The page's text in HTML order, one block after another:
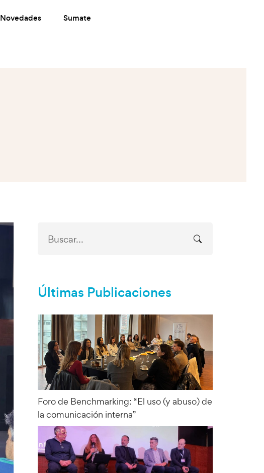
Novedades Sumate
Últimas Publicaciones
Foro de Benchmarking: “El uso (y abuso) de
la comunicación interna”